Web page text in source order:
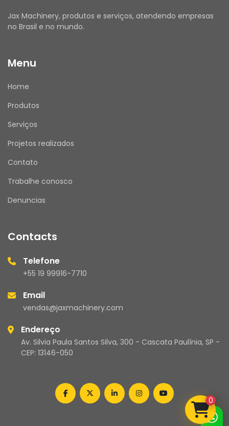
Jax Machinery, produtos e serviços, atendendo empresas
no Brasil e no mundo.
Menu
Home
Produtos
Serviços
Projetos realizados
Contato
Trabalhe conosco
Denuncias
Contacts
Telefone
+55 19 99916-7710
Email
vendas@jaxmachinery.com
Endereço
Av. Silvia Paula Santos Silva, 300 - Cascata Paulínia, SP -
CEP: 13146-050
facebooktwitterlinkedininstagramyoutube 0